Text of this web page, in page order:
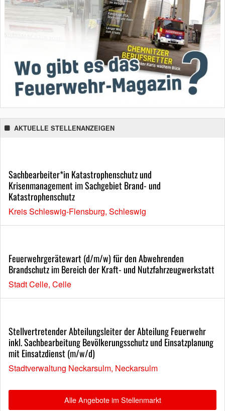
AKTUELLE STELLENANZEIGEN
Sachbearbeiter*in Katastrophenschutz und
Krisenmanagement im Sachgebiet Brand- und
Katastrophenschutz
Kreis Schleswig-Flensburg, Schleswig
Feuerwehrgerätewart (d/m/w) für den Abwehrenden
Brandschutz im Bereich der Kraft- und Nutzfahrzeugwerkstatt
Stadt Celle, Celle
Stellvertretender Abteilungsleiter der Abteilung Feuerwehr
inkl. Sachbearbeitung Bevölkerungsschutz und Einsatzplanung
mit Einsatzdienst (m/w/d)
Stadtverwaltung Neckarsulm, Neckarsulm
Alle Angebote im Stellenmarkt